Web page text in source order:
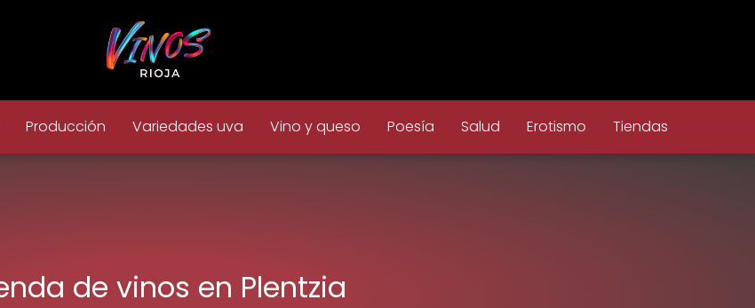
Producción Variedades uva Vino y queso Poesía Salud Erotismo Tiendas
de vinos en Plentzia